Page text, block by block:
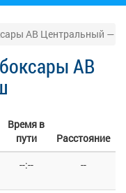
АВ Центральный —
АВ
Время в
пути
Расстояние
--:-- --